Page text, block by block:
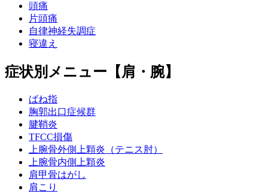
頭痛
片頭痛
自律神経失調症
寝違え
症状別メニュー【肩・腕】
ばね指
胸郭出口症候群
腱鞘炎
TFCC損傷
上腕骨外側上顆炎（テニス肘）
上腕骨内側上顆炎
肩甲骨はがし
肩こり